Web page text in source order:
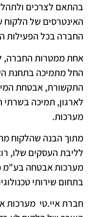
בהתאם לצרכים
האינטרסים של הלקוח
החברה בכל הפעילות
החל מתמיכה בתחנת
התקשורת, אבטחת
לארגון, תמיכה בשרתי
מערכות.
מתוך הבנה שהלקוח
לליבת העסקים שלו,
מערכות אבטחה בע"מ
בתחום שירותי
חברת איי.טי